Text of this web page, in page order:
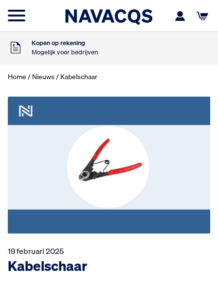
Dinsdag in huis
9
Klanten geven ons
Op basis van 453 beoordelingen
Kopen op rekening
Mogelijk voor bedrijven
Zondag besteld
,5
Mogelijk voor bedrijven
Gratis verzending
Vanaf €75,- excl. BTW
Zondag besteld
Home/Nieuws/ Kabelschaar
19 februari 2025
Kabelschaar